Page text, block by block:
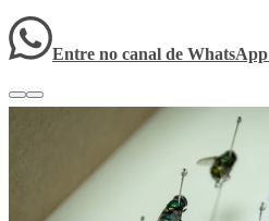
Entre no canal de WhatsApp